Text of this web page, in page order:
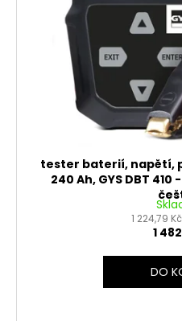
tester baterií, napětí,
240 Ah, GYS DBT 410
1 224,79
1
DO